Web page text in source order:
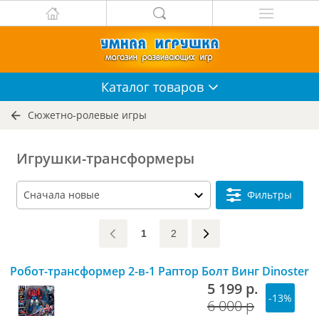
Каталог товаров
Сюжетно-ролевые игры
Игрушки-трансформеры
Фильтры
1 2
Робот-трансформер 2-в-1 Раптор Болт Винг Dinoster
5 199 р.
6 000 р
-13%